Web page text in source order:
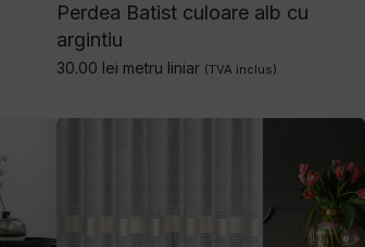
Perdea Batist culoare alb cu
argintiu
30.00 lei metru liniar (TVA inclus)